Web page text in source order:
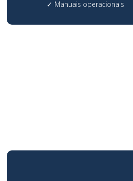
✓ Manuais operacionais